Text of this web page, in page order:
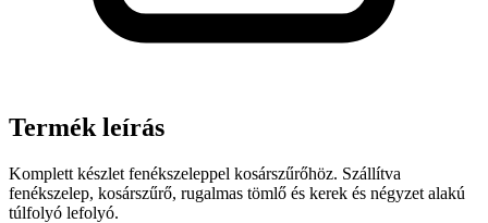
Termék leírás
Komplett készlet fenékszeleppel kosárszűrőhöz. Szállítva
fenékszelep, kosárszűrő, rugalmas tömlő és kerek és négyzet alakú
túlfolyó lefolyó.